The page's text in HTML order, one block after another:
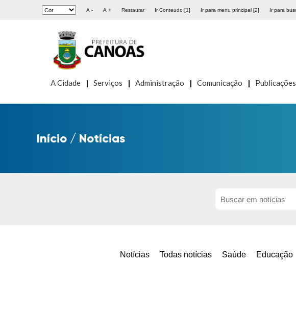
A - A + Restaurar Ir Conteudo [1] Ir para menu principal [2] Ir para
A Cidade Serviços Administração Comunicação
Início / Notícias
Notícias Todas notícias Saúde Educação